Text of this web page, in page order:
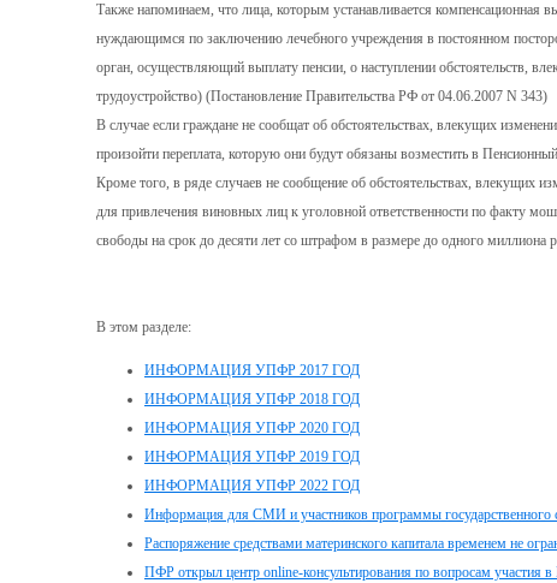
Также напоминаем, что лица, которым устанавливается компенсационная
нуждающимся по заключению лечебного учреждения в постоянном
орган, осуществляющий выплату пенсии, о наступлении обстоятельств,
трудоустройство) (Постановление Правительства РФ от 04.06.2007 N 343)
В случае если граждане не сообщат об обстоятельствах, влекущих
произойти переплата, которую они будут обязаны возместить в
Кроме того, в ряде случаев не сообщение об обстоятельствах, влекущих
для привлечения виновных лиц к уголовной ответственности по факту
свободы на срок до десяти лет со штрафом в размере до одного миллиона
В этом разделе:
ИНФОРМАЦИЯ УПФР 2017 ГОД
ИНФОРМАЦИЯ УПФР 2018 ГОД
ИНФОРМАЦИЯ УПФР 2020 ГОД
ИНФОРМАЦИЯ УПФР 2019 ГОД
ИНФОРМАЦИЯ УПФР 2022 ГОД
Информация для СМИ и участников программы государственного
Распоряжение средствами материнского капитала временем не
ПФР открыл центр online-консультирования по вопросам участия